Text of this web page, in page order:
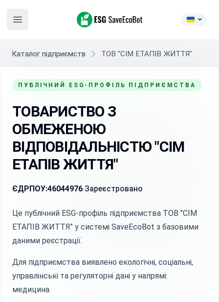
Open main menu
ESG SaveEcoBot
Каталог підприємств ТОВ "СІМ ЕТАПІВ ЖИТТЯ"
ПУБЛІЧНИЙ ESG-ПРОФІЛЬ ПІДПРИЄМСТВА
ТОВАРИСТВО З
ОБМЕЖЕНОЮ
ВІДПОВІДАЛЬНІСТЮ "СІМ
ЕТАПІВ ЖИТТЯ"
ЄДРПОУ:46044976 Зареєстровано
Це публічний ESG-профіль підприємства ТОВ "СІМ
ЕТАПІВ ЖИТТЯ" у системі SaveEcoBot з базовими
даними реєстрації.
Для підприємства виявлено екологічні, соціальні,
управлінські та регуляторні дані у напрямі:
медицина.